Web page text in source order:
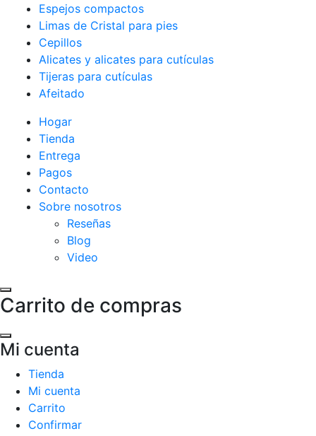
Espejos compactos
Limas de Cristal para pies
Cepillos
Alicates y alicates para cutículas
Tijeras para cutículas
Afeitado
Hogar
Tienda
Entrega
Pagos
Contacto
Sobre nosotros
Reseñas
Blog
Video
Carrito de compras
Mi cuenta
Tienda
Mi cuenta
Carrito
Confirmar